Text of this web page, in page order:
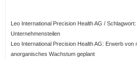
Leo International Precision Health AG /
Unternehmensteilen
Leo International Precision Health AG: Erwerb
anorganisches Wachstum geplant